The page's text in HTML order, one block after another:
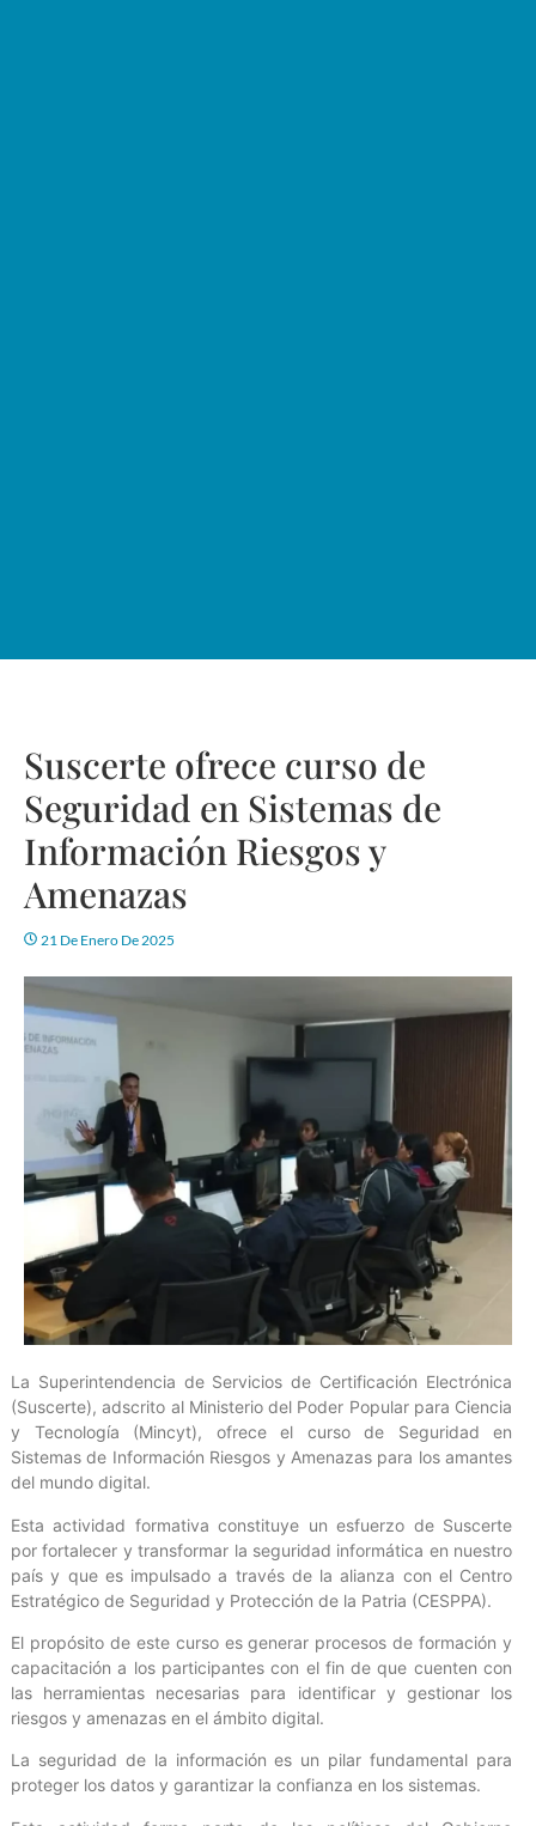
Suscerte ofrece curso de
Seguridad en Sistemas de
Información Riesgos y
Amenazas
21 De Enero De 2025
La Superintendencia de Servicios de Certificación Electrónica
(Suscerte), adscrito al Ministerio del Poder Popular para Ciencia
y Tecnología (Mincyt), ofrece el curso de Seguridad en
Sistemas de Información Riesgos y Amenazas para los amantes
del mundo digital.
Esta actividad formativa constituye un esfuerzo de Suscerte
por fortalecer y transformar la seguridad informática en nuestro
país y que es impulsado a través de la alianza con el Centro
Estratégico de Seguridad y Protección de la Patria (CESPPA).
El propósito de este curso es generar procesos de formación y
capacitación a los participantes con el fin de que cuenten con
las herramientas necesarias para identificar y gestionar los
riesgos y amenazas en el ámbito digital.
La seguridad de la información es un pilar fundamental para
proteger los datos y garantizar la confianza en los sistemas.